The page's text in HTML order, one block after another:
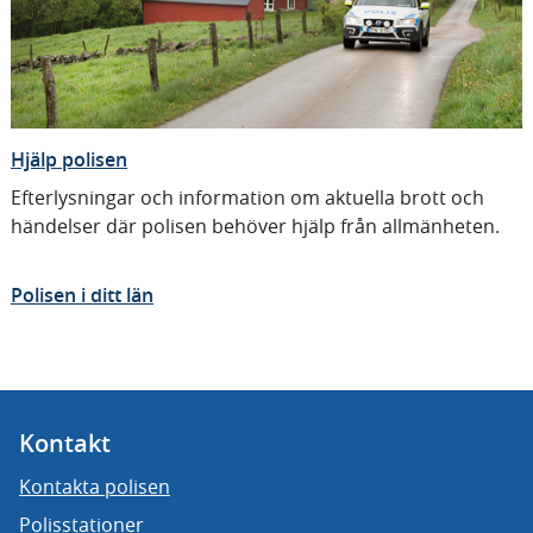
Hjälp polisen
Efterlysningar och information om aktuella brott och
händelser där polisen behöver hjälp från allmänheten.
Polisen i ditt län
Kontakt
Kontakta polisen
Polisstationer